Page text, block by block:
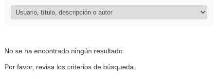
No se ha encontrado ningún resultado.
Por favor, revisa los criterios de búsqueda.